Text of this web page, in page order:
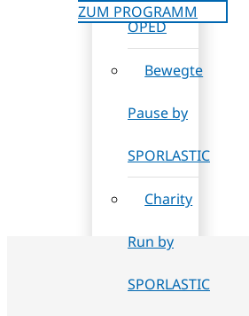
OPED
Bewegte
Pause by
SPORLASTIC
Charity
Run by
SPORLASTIC
ZUM PROGRAMM